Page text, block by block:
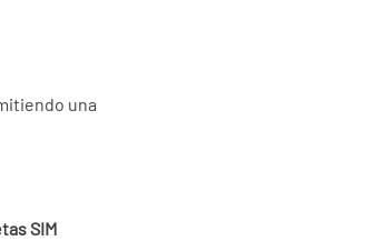
una
SIM